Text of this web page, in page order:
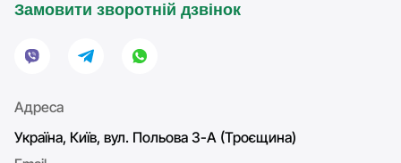
Замовити зворотній дзвінок
Адреса
Україна, Київ, вул. Польова 3-А (Троєщина)